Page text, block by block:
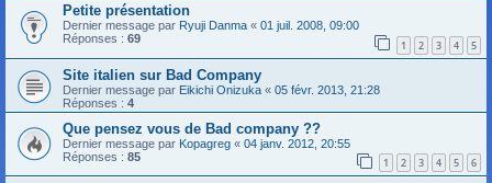
Petite présentation
Dernier message par Ryuji Danma « 01 juil. 2008, 09:00
Réponses : 69 1 2 3 4 5
Site italien sur Bad Company
Dernier message par Eikichi Onizuka « 05 févr. 2013, 21:28
Réponses : 4
Que pensez vous de Bad company ??
Dernier message par Kopagreg « 04 janv. 2012, 20:55
Réponses : 85 1 2 3 4 5 6